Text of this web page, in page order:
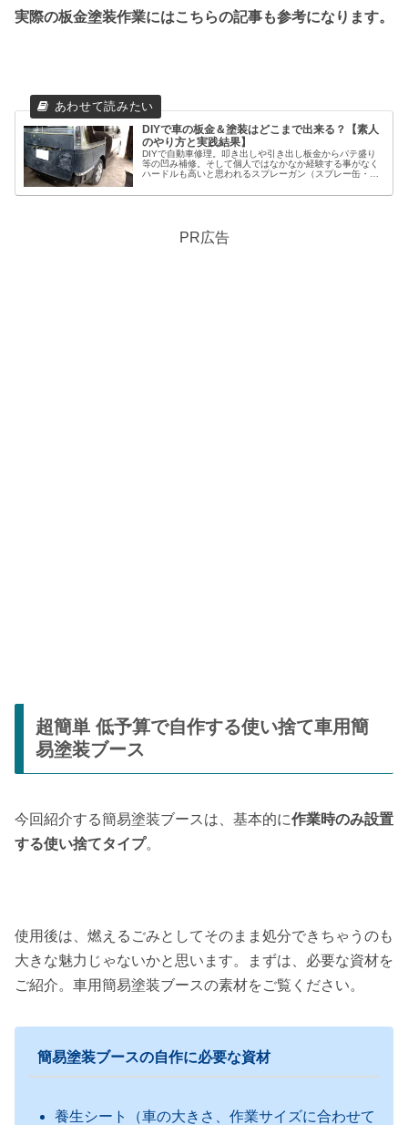
実際の板金塗装作業にはこちらの記事も参考になります。
DIYで車の板金＆塗装はどこまで出来る？【素人
のやり方と実践結果】
DIYで自動車修理。叩き出しや引き出し板金からパテ盛り
等の凹み補修。そして個人ではなかなか経験する事がなく
ハードルも高いと思われるスプレーガン（スプレー缶・エ
ツ、失敗事例等満載の内容を写真付きでご紹介。
PR広告
超簡単 低予算で自作する使い捨て車用簡
易塗装ブース
今回紹介する簡易塗装ブースは、基本的に作業時のみ設置
する使い捨てタイプ。
使用後は、燃えるごみとしてそのまま処分できちゃうのも
大きな魅力じゃないかと思います。まずは、必要な資材を
ご紹介。車用簡易塗装ブースの素材をご覧ください。
簡易塗装ブースの自作に必要な資材
養生シート（車の大きさ、作業サイズに合わせて